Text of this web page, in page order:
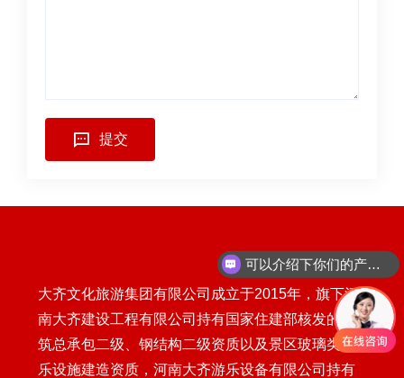
提交
大齐文化旅游集团有限公司成立于2015年，旗下河
南大齐建设工程有限公司持有国家住建部核发的建
筑总承包二级、钢结构二级资质以及景区玻璃类游
乐设施建造资质，河南大齐游乐设备有限公司持有
可以介绍下你们的产品么